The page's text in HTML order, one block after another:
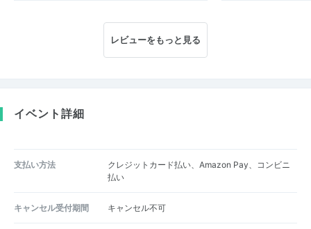
レビューをもっと見る
イベント詳細
支払い方法
クレジットカード払い、Amazon Pay、コンビニ
払い
キャンセル受付期間 キャンセル不可